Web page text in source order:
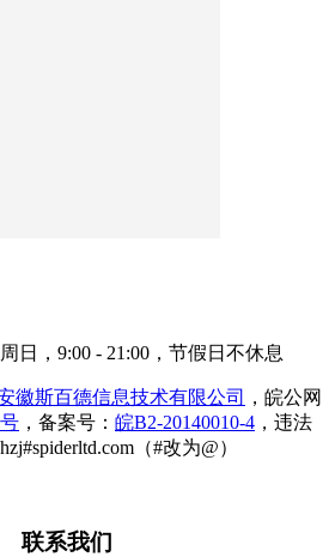
日，9:00 - 21:00，节假日不休息
徽斯百德信息技术有限公司
，皖公网
，备案号： 皖B2-20140010-4 ，违法
（#改为@）
联系我们